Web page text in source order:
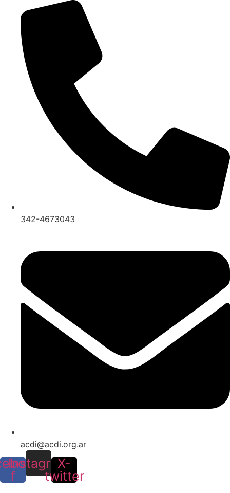
contenido
342-4673043
acdi@acdi.org.ar
f
Instagram
X-
twitter